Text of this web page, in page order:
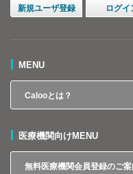
新規ユーザ登録 ログイ
MENU
Calooとは？
医療機関向けMENU
無料医療機関会員登録のご